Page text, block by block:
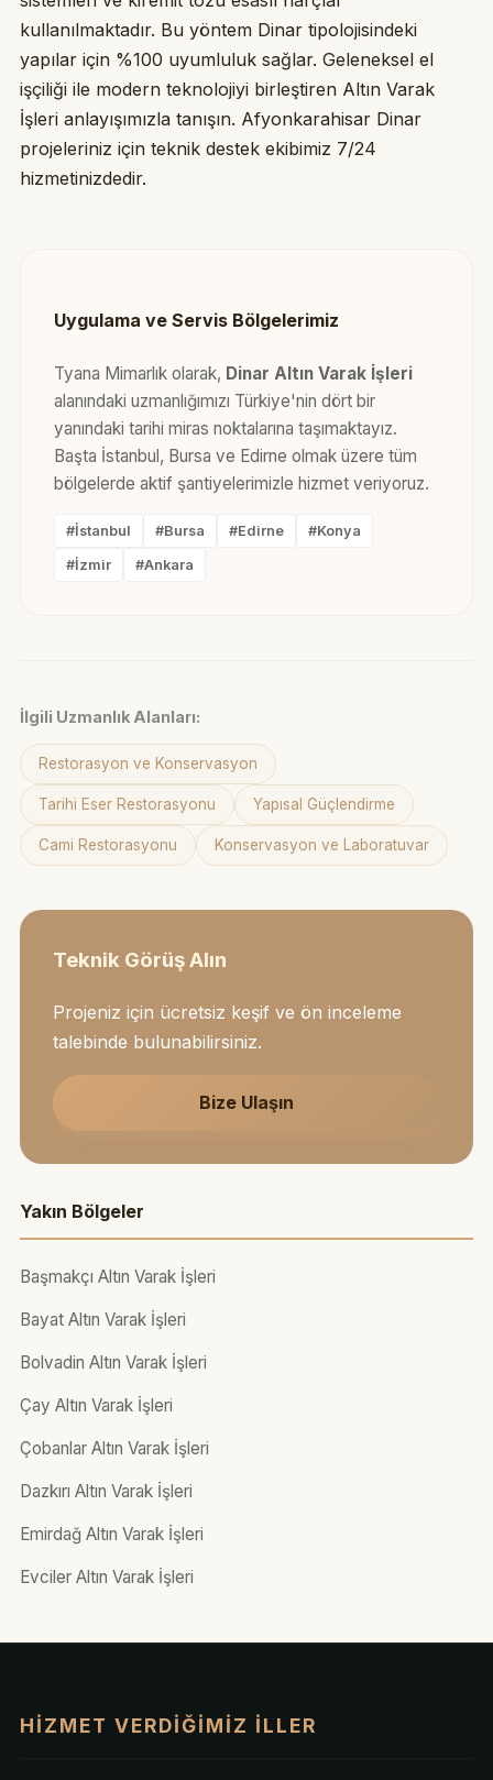
kullanılmaktadır. Bu yöntem Dinar tipolojisindeki
yapılar için %100 uyumluluk sağlar. Geleneksel el
işçiliği ile modern teknolojiyi birleştiren Altın Varak
İşleri anlayışımızla tanışın. Afyonkarahisar Dinar
projeleriniz için teknik destek ekibimiz 7/24
hizmetinizdedir.
Uygulama ve Servis Bölgelerimiz
Tyana Mimarlık olarak, Dinar Altın Varak İşleri
alanındaki uzmanlığımızı Türkiye'nin dört bir
yanındaki tarihi miras noktalarına taşımaktayız.
Başta İstanbul, Bursa ve Edirne olmak üzere tüm
bölgelerde aktif şantiyelerimizle hizmet veriyoruz.
#İstanbul #Bursa #Edirne #Konya
#İzmir #Ankara
İlgili Uzmanlık Alanları:
Restorasyon ve Konservasyon
Tarihi Eser Restorasyonu Yapısal Güçlendirme
Cami Restorasyonu Konservasyon ve Laboratuvar
Teknik Görüş Alın
Projeniz için ücretsiz keşif ve ön inceleme
talebinde bulunabilirsiniz.
Bize Ulaşın
Yakın Bölgeler
Başmakçı Altın Varak İşleri
Bayat Altın Varak İşleri
Bolvadin Altın Varak İşleri
Çay Altın Varak İşleri
Çobanlar Altın Varak İşleri
Dazkırı Altın Varak İşleri
Emirdağ Altın Varak İşleri
Evciler Altın Varak İşleri
HIZMET VERDIĞIMIZ İLLER